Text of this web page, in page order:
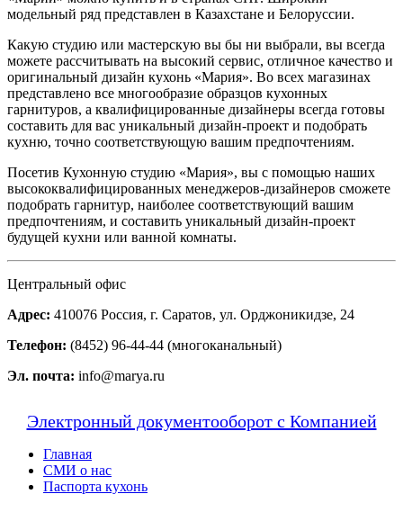
модельный ряд представлен в Казахстане и Белоруссии.
Какую студию или мастерскую вы бы ни выбрали, вы всегда
можете рассчитывать на высокий сервис, отличное качество и
оригинальный дизайн кухонь «Мария». Во всех магазинах
представлено все многообразие образцов кухонных
гарнитуров, а квалифицированные дизайнеры всегда готовы
составить для вас уникальный дизайн-проект и подобрать
кухню, точно соответствующую вашим предпочтениям.
Посетив Кухонную студию «Мария», вы с помощью наших
высококвалифицированных менеджеров-дизайнеров сможете
подобрать гарнитур, наиболее соответствующий вашим
предпочтениям, и составить уникальный дизайн-проект
будущей кухни или ванной комнаты.
Центральный офис
Адрес: 410076 Россия, г. Саратов, ул. Орджоникидзе, 24
Телефон: (8452) 96-44-44 (многоканальный)
Эл. почта: info@marya.ru
Электронный документооборот с Компанией
Главная
СМИ о нас
Паспорта кухонь